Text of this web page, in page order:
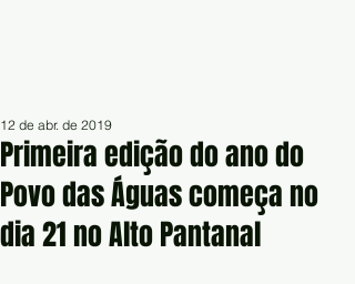
Primeira edição do ano do
Povo das Águas começa no
dia 21 no Alto Pantanal
12 de abr. de 2019